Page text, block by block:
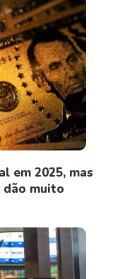
em 2025, mas
muito